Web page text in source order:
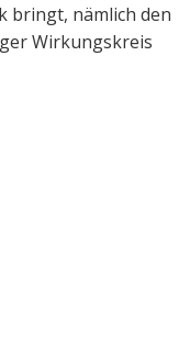
bringt, nämlich den
Wirkungskreis